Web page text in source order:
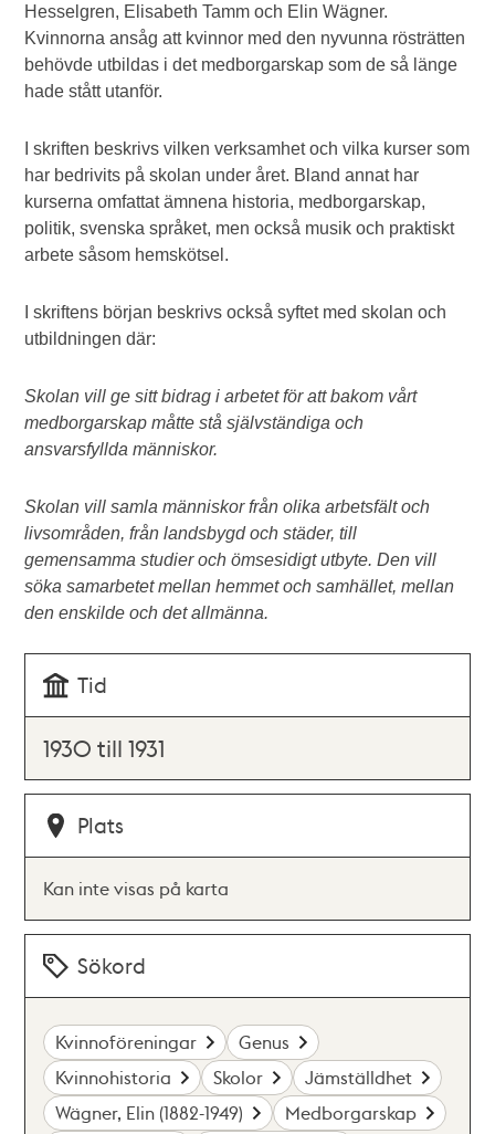
Hesselgren, Elisabeth Tamm och Elin Wägner.
Kvinnorna ansåg att kvinnor med den nyvunna rösträtten
behövde utbildas i det medborgarskap som de så länge
hade stått utanför.
I skriften beskrivs vilken verksamhet och vilka kurser som
har bedrivits på skolan under året. Bland annat har
kurserna omfattat ämnena historia, medborgarskap,
politik, svenska språket, men också musik och praktiskt
arbete såsom hemskötsel.
I skriftens början beskrivs också syftet med skolan och
utbildningen där:
Skolan vill ge sitt bidrag i arbetet för att bakom vårt
medborgarskap måtte stå självständiga och
ansvarsfyllda människor.
Skolan vill samla människor från olika arbetsfält och
livsområden, från landsbygd och städer, till
gemensamma studier och ömsesidigt utbyte. Den vill
söka samarbetet mellan hemmet och samhället, mellan
den enskilde och det allmänna.
Tid
1930 till 1931
Plats
Kan inte visas på karta
Sökord
Kvinnoföreningar
Genus
Kvinnohistoria
Skolor
Jämställdhet
Wägner, Elin (1882-1949)
Medborgarskap